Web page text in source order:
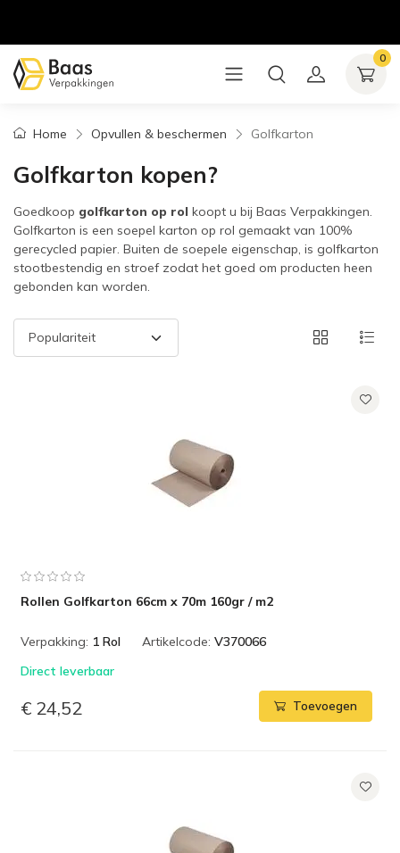
0
Home Opvullen & beschermen Golfkarton
Golfkarton kopen?
Goedkoop golfkarton op rol koopt u bij Baas Verpakkingen.
Golfkarton is een soepel karton op rol gemaakt van 100%
gerecycled papier. Buiten de soepele eigenschap, is golfkarton
stootbestendig en stroef zodat het goed om producten heen
gebonden kan worden.
Rollen Golfkarton 66cm x 70m 160gr / m2
Verpakking: 1 Rol Artikelcode: V370066
Direct leverbaar
€ 24,52 Toevoegen